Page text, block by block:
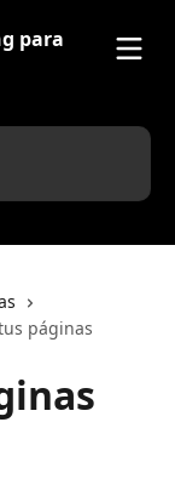
páginas